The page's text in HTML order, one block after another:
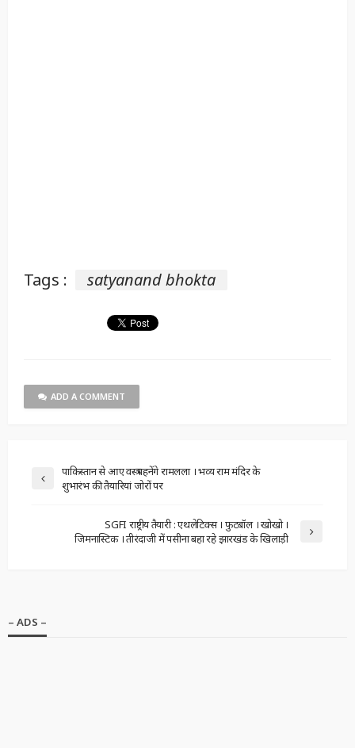
Tags : satyanand bhokta
ADD A COMMENT
पाकिस्तान से आए वस्त्र पहनेंगे रामलला । भव्य राम मंदिर के
शुभारंभ की तैयारियां जोरों पर
SGFI राष्ट्रीय तैयारी : एथलेटिक्स । फुटबॉल । खोखो ।
जिमनास्टिक । तीरंदाजी में पसीना बहा रहे झारखंड के खिलाड़ी
– ADS –